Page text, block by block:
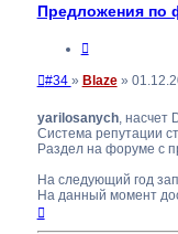
Предложения по
Цитата
Непрочитанное
#34 » Blaze»
yarilosanych, насчет
Система репутации
Раздел на форуме с
На следующий год
На данный момент
Вернуться
к